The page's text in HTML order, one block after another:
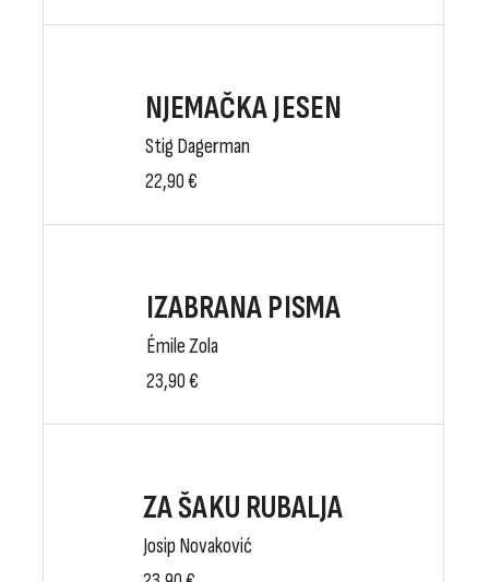
NJEMAČKA JESEN
Stig Dagerman
22,90€
IZABRANA PISMA
Émile Zola
23,90€
ZA ŠAKU RUBALJA
Josip Novaković